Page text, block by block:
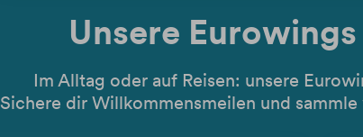
Unsere
Im Alltag oder auf Reisen: unsere
Sichere dir Willkommensmeilen und